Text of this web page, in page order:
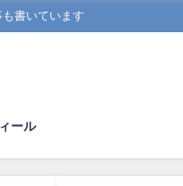
書いています
ール